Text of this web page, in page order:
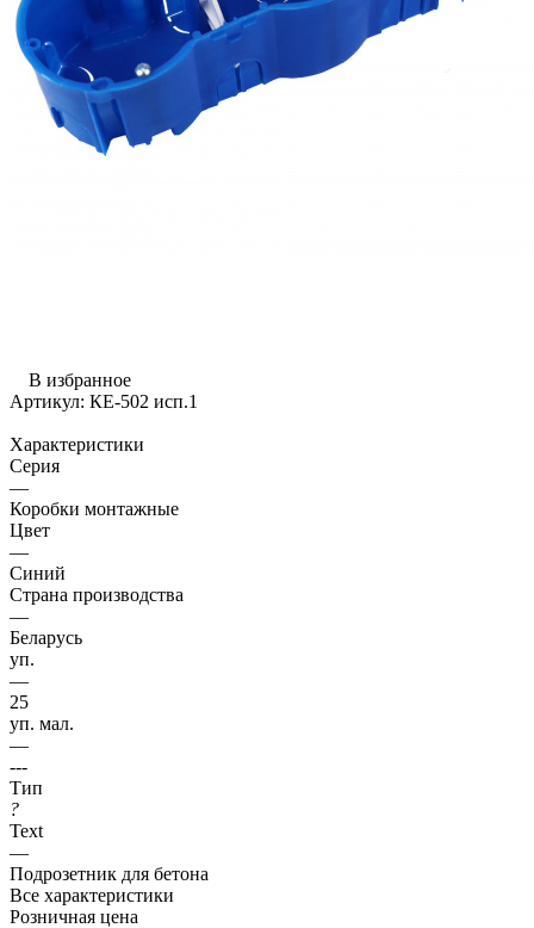
В избранное
Артикул: КЕ-502 исп.1
Характеристики
Серия
—
Коробки монтажные
Цвет
—
Синий
Страна производства
—
Беларусь
уп.
—
25
уп. мал.
—
---
Тип
?
Text
—
Подрозетник для бетона
Все характеристики
Розничная цена